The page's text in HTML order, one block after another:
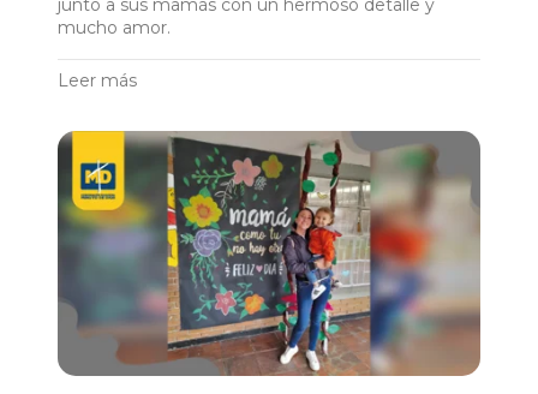
junto a sus mamás con un hermoso detalle y
mucho amor.
Leer más